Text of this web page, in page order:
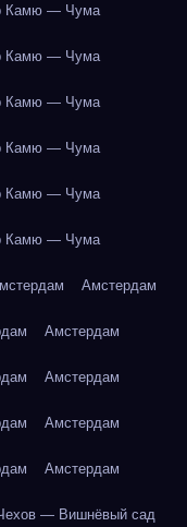
Камю — Чума
Камю — Чума
Камю — Чума
Камю — Чума
Камю — Чума
Камю — Чума
Амстердам
Амстердам
Амстердам
Амстердам
Амстердам
— Вишнёвый сад